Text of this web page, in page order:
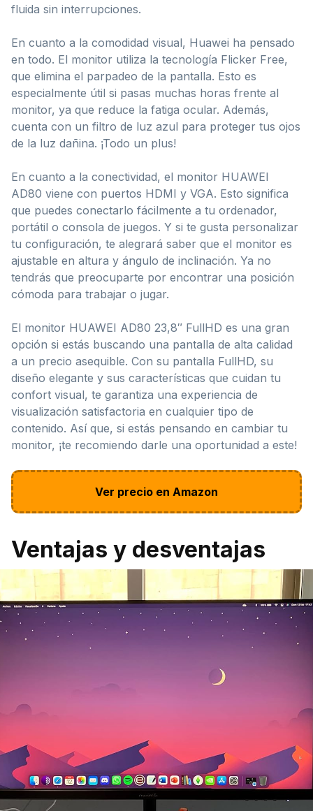
fluida sin interrupciones.
En cuanto a la comodidad visual, Huawei ha pensado
en todo. El monitor utiliza la tecnología Flicker Free,
que elimina el parpadeo de la pantalla. Esto es
especialmente útil si pasas muchas horas frente al
monitor, ya que reduce la fatiga ocular. Además,
cuenta con un filtro de luz azul para proteger tus ojos
de la luz dañina. ¡Todo un plus!
En cuanto a la conectividad, el monitor HUAWEI
AD80 viene con puertos HDMI y VGA. Esto significa
que puedes conectarlo fácilmente a tu ordenador,
portátil o consola de juegos. Y si te gusta personalizar
tu configuración, te alegrará saber que el monitor es
ajustable en altura y ángulo de inclinación. Ya no
tendrás que preocuparte por encontrar una posición
cómoda para trabajar o jugar.
El monitor HUAWEI AD80 23,8″ FullHD es una gran
opción si estás buscando una pantalla de alta calidad
a un precio asequible. Con su pantalla FullHD, su
diseño elegante y sus características que cuidan tu
confort visual, te garantiza una experiencia de
visualización satisfactoria en cualquier tipo de
contenido. Así que, si estás pensando en cambiar tu
monitor, ¡te recomiendo darle una oportunidad a este!
Ver precio en Amazon
Ventajas y desventajas